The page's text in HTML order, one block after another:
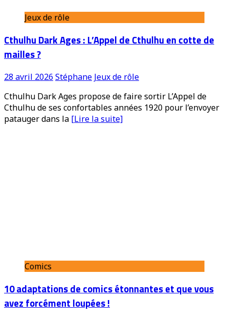
Jeux de rôle
Cthulhu Dark Ages : L’Appel de Cthulhu en cotte de
mailles ?
28 avril 2026 Stéphane Jeux de rôle
Cthulhu Dark Ages propose de faire sortir L’Appel de
Cthulhu de ses confortables années 1920 pour l’envoyer
patauger dans la [Lire la suite]
Comics
10 adaptations de comics étonnantes et que vous
avez forcément loupées !